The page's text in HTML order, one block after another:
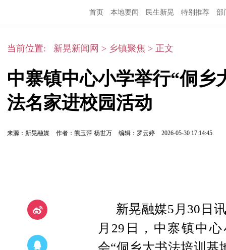
首页 本地要闻 民生新晃 特别推荐 部
当前位置: 新晃新闻网 > 乡镇聚焦 > 正文
中寨镇中心小学举行“侗乡
法名家进校园活动
来源：新晃融媒 作者：熊玉萍 杨世万 编辑：罗云婷 2026-05-30 17:14:45
新晃融媒5月30日
月29日，中寨镇中
会“侗乡大书法培训基